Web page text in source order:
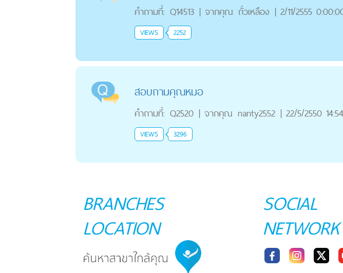
คำถามที่: Q14513 | จากคุณ ถั่วเหลือง | 2/11/2555
VIEWS 2252
สอบถามคุณหมอ
คำถามที่: Q2520 | จากคุณ nanty2552 | 22/5/2550
VIEWS 3296
BRANCHES
LOCATION
SOCIAL
NETWORK